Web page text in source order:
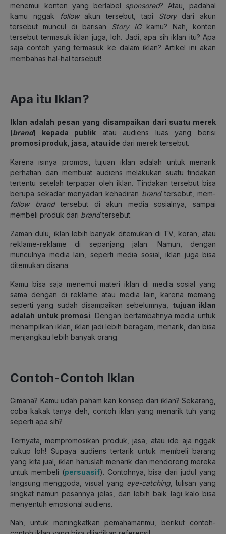
menemui konten yang berlabel sponsored? Atau, padahal
kamu nggak
followakun tersebut, tapi Storydari akun
tersebut muncul di barisan Story IGkamu? Nah, konten
tersebut termasuk iklan juga, loh. Jadi, apa sih iklan itu? Apa
saja contoh yang termasuk ke dalam iklan? Artikel ini akan
membahas hal-hal tersebut!
Apa itu Iklan?
Iklan adalah pesan yang disampaikan dari suatu merek
(brand) kepada publik atau audiens luas yang berisi
promosi produk, jasa, atau ide dari merek tersebut.
Karena isinya promosi, tujuan iklan adalah untuk menarik
perhatian dan membuat audiens melakukan suatu tindakan
tertentu setelah terpapar oleh iklan. Tindakan tersebut bisa
berupa sekadar menyadari kehadiran brand tersebut, mem-
follow brandtersebut di akun media sosialnya, sampai
membeli produk dari brandtersebut.
Zaman dulu, iklan lebih banyak ditemukan di TV, koran, atau
reklame-reklame di sepanjang jalan. Namun, dengan
munculnya media lain, seperti media sosial, iklan juga bisa
ditemukan disana.
Kamu bisa saja menemui materi iklan di media sosial yang
sama dengan di reklame atau media lain, karena memang
seperti yang sudah disampaikan sebelumnya, tujuan iklan
adalah untuk promosi. Dengan bertambahnya media untuk
menampilkan iklan, iklan jadi lebih beragam, menarik, dan bisa
menjangkau lebih banyak orang.
Contoh-Contoh Iklan
Gimana? Kamu udah paham kan konsep dari iklan? Sekarang,
coba kakak tanya deh, contoh iklan yang menarik tuh yang
seperti apa sih?
Ternyata, mempromosikan produk, jasa, atau ide aja nggak
cukup loh! Supaya audiens tertarik untuk membeli barang
yang kita jual, iklan haruslah menarik dan mendorong mereka
untuk membeli (persuasif). Contohnya, bisa dari judul yang
langsung menggoda, visual yang eye-catching, tulisan yang
singkat namun pesannya jelas, dan lebih baik lagi kalo bisa
menyentuh emosional audiens.
Nah, untuk meningkatkan pemahamanmu, berikut contoh-